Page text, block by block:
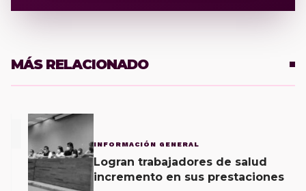
MÁS RELACIONADO
INFORMACIÓN GENERAL
Logran trabajadores de salud
incremento en sus prestaciones